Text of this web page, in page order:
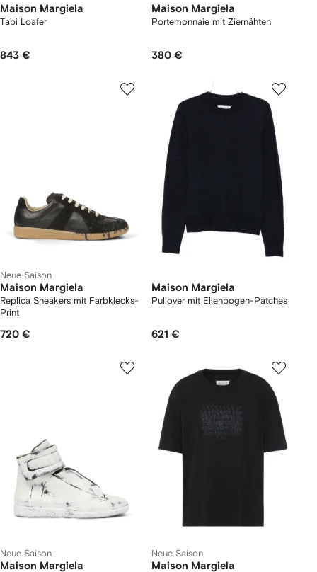
Maison Margiela
Tabi Loafer
843 €
Maison Margiela
Portemonnaie mit Ziernähten
380 €
Neue Saison
Maison Margiela
Replica Sneakers mit Farbklecks-
Print
720 €
Maison Margiela
Pullover mit Ellenbogen-Patches
621 €
Neue Saison
Maison Margiela
Neue Saison
Maison Margiela